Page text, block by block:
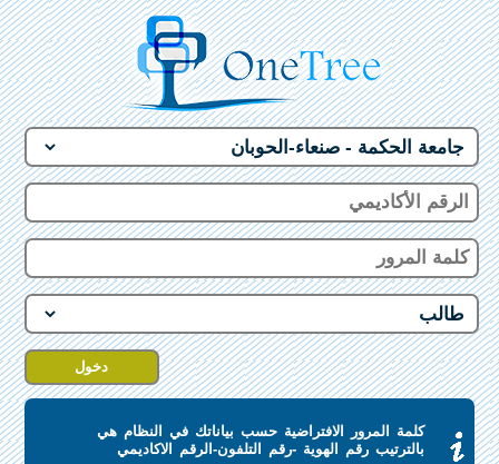
كلمة المرور الافتراضية حسب بياناتك في النظام هي
بالترتيب رقم الهوية -رقم التلفون-الرقم الاكاديمي